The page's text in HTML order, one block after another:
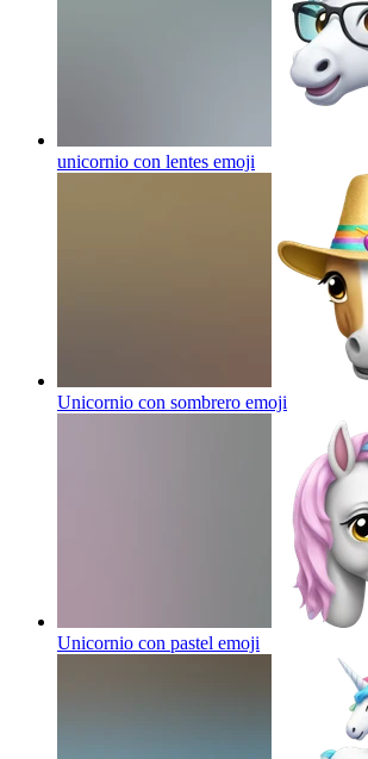
unicornio con lentes emoji
Unicornio con sombrero emoji
Unicornio con pastel emoji